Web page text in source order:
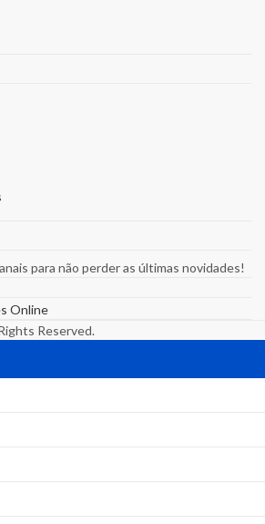
para não perder as últimas novidades!
Reserved.